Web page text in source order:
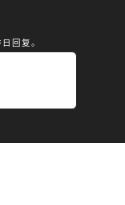
回复。